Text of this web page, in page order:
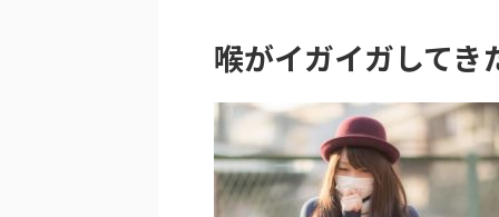
喉がイガイガしてき